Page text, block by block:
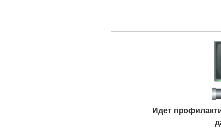
Идет